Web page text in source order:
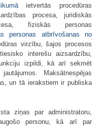
ietvertās procedūras
procesa, juridiskās
fiziskās personas
personas atbrīvošanas no
virzību, šajos procesos
interešu aizsardzību,
izpildi, kā arī sekmēt
Maksātnespējas
un tā ierakstiem ir publiska
ziņas par administratoru,
personu, kā arī par